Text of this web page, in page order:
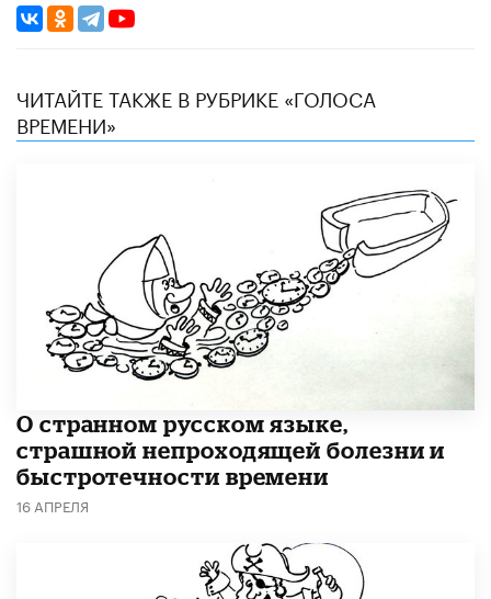
ЧИТАЙТЕ ТАКЖЕ В РУБРИКЕ «ГОЛОСА
ВРЕМЕНИ»
О странном русском языке,
страшной непроходящей болезни и
быстротечности времени
16 АПРЕЛЯ